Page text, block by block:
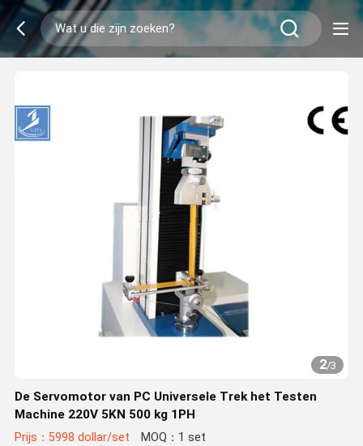
2/3
De Servomotor van PC Universele Trek het Testen
Machine 220V 5KN 500 kg 1PH
Prijs：5998 dollar/set MOQ：1 set